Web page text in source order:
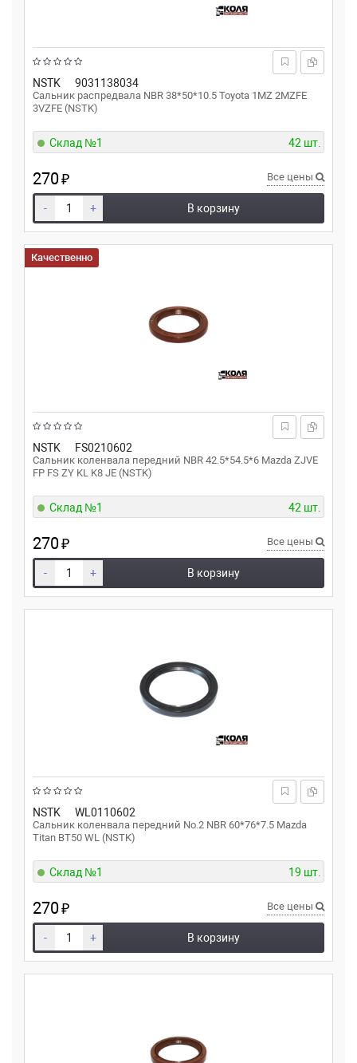
NSTK 9031138034
Сальник распредвала NBR 38*50*10.5 Toyota 1MZ 2MZFE
3VZFE (NSTK)
Склад №1 42 шт.
270₽ Все цены
- + В корзину
NSTK FS0210602
Сальник коленвала передний NBR 42.5*54.5*6 Mazda ZJVE
FP FS ZY KL K8 JE (NSTK)
Качественно
Склад №1 42 шт.
270₽ Все цены
- + В корзину
NSTK WL0110602
Сальник коленвала передний No.2 NBR 60*76*7.5 Mazda
Titan BT50 WL (NSTK)
Склад №1 19 шт.
270₽ Все цены
- + В корзину